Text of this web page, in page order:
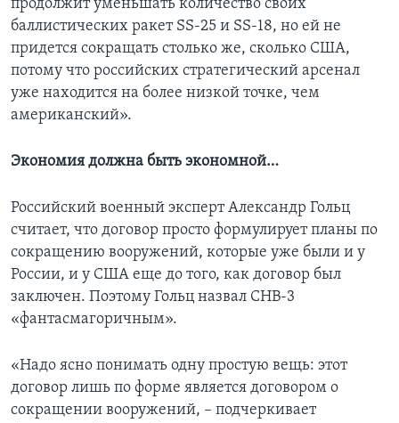
продолжит уменьшать количество своих
баллистических ракет SS-25 и SS-18, но ей не
придется сокращать столько же, сколько США,
потому что российских стратегический арсенал
уже находится на более низкой точке, чем
американский».
Экономия должна быть экономной…
Российский военный эксперт Александр Гольц
считает, что договор просто формулирует планы по
сокращению вооружений, которые уже были и у
России, и у США еще до того, как договор был
заключен. Поэтому Гольц назвал СНВ-3
«фантасмагоричным».
«Надо ясно понимать одну простую вещь: этот
договор лишь по форме является договором о
сокращении вооружений, – подчеркивает